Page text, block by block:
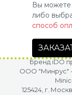
Вы можете
либо
способ
Бренд iDO
OOO "Минрус"
125424, г.